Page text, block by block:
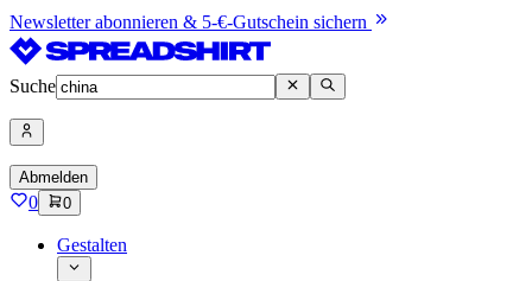
Newsletter abonnieren & 5-€-Gutschein sichern
Suche
Abmelden
0 0
Gestalten